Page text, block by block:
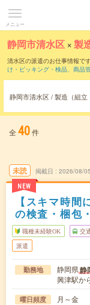
メニュー
静岡市清水区 ×製
清水区の派遣のお仕事情報で
け・ピッキング・検品、商品管
静岡市清水区 / 製造（組立
全 40件
未読
NEW
掲載日 2026/08/05
【スキマ時
の検査・梱包
職種未経験OK 交
派遣
勤務地 静岡県静
興津駅か
曜日頻度 月～金